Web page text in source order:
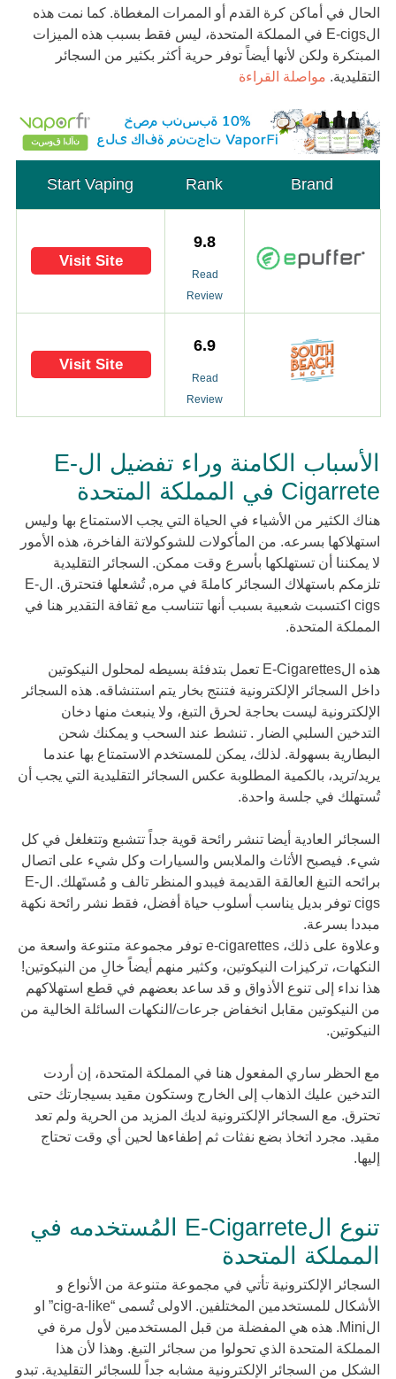
الحال في أماكن كرة القدم أو الممرات المغطاة. كما نمت هذه
الE-cigs في المملكة المتحدة، ليس فقط بسبب هذه الميزات
المبتكرة ولكن لأنها أيضاً توفر حرية أكثر بكثير من السجائر
التقليدية. مواصلة القراءة
Brand
Rank
Start Vaping
9.8
Read
Review
Visit Site
6.9
Read
Review
Visit Site
الأسباب الكامنة وراء تفضيل الE-
Cigarrete في المملكة المتحدة
هناك الكثير من الأشياء في الحياة التي يجب الاستمتاع بها وليس
استهلاكها بسرعه. من المأكولات للشوكولاتة الفاخرة، هذه الأمور
لا يمكننا أن تستهلكها بأسرع وقت ممكن. السجائر التقليدية
تلزمكم باستهلاك السجائر كاملهً في مره, تُشعلها فتحترق. الE-
cigs اكتسبت شعبية بسبب أنها تتناسب مع ثقافة التقدير هنا في
المملكة المتحدة.
هذه الE-Cigarettes تعمل بتدفئة بسيطه لمحلول النيكوتين
داخل السجائر الإلكترونية فتنتج بخار يتم استنشاقه. هذه السجائر
الإلكترونية ليست بحاجة لحرق التبغ، ولا ينبعث منها دخان
التدخين السلبي الضار . تنشط عند السحب و يمكنك شحن
البطارية بسهولة. لذلك، يمكن للمستخدم الاستمتاع بها عندما
يريد/تريد، بالكمية المطلوبة عكس السجائر التقليدية التي يجب أن
تُستهلك في جلسة واحدة.
السجائر العادية أيضا تنشر رائحة قوية جداً تتشبع وتتغلغل في كل
شيء. فيصبح الأثاث والملابس والسيارات وكل شيء على اتصال
برائحه التبغ العالقة القديمة فيبدو المنظر تالف و مُستَهلك. الE-
cigs توفر بديل يناسب أسلوب حياة أفضل، فقط نشر رائحة نكهة
مبددا بسرعة.
وعلاوة على ذلك، e-cigarettes توفر مجموعة متنوعة واسعة من
النكهات، تركيزات النيكوتين، وكثير منهم أيضاً خالِ من النيكوتين!
هذا نداء إلى تنوع اﻷذواق و قد ساعد بعضهم في قطع استهلاكهم
من النيكوتين مقابل انخفاض جرعات/النكهات السائلة الخالية من
النيكوتين.
مع الحظر ساري المفعول هنا في المملكة المتحدة، إن أردت
التدخين عليك الذهاب إلى الخارج وستكون مقيد بسيجارتك حتى
تحترق. مع السجائر الإلكترونية لديك المزيد من الحرية ولم تعد
مقيد. مجرد اتخاذ بضع نفثات ثم إطفاءها لحين أي وقت تحتاج
إليها.
تنوع الE-Cigarrete المُستخدمه في
المملكة المتحدة
السجائر الإلكترونية تأتي في مجموعة متنوعة من الأنواع و
الأشكال للمستخدمين المختلفين. الاولى تُسمى “cig-a-like” او
الMini. هذه هي المفضلة من قبل المستخدمين لأول مرة في
المملكة المتحدة الذي تحولوا من سجائر التبغ. وهذا لأن هذا
الشكل من السجائر الإلكترونية مشابه جداً للسجائر التقليدية. تبدو